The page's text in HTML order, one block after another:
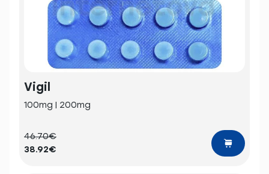
Vigil
100mg | 200mg
46.70€
38.92€